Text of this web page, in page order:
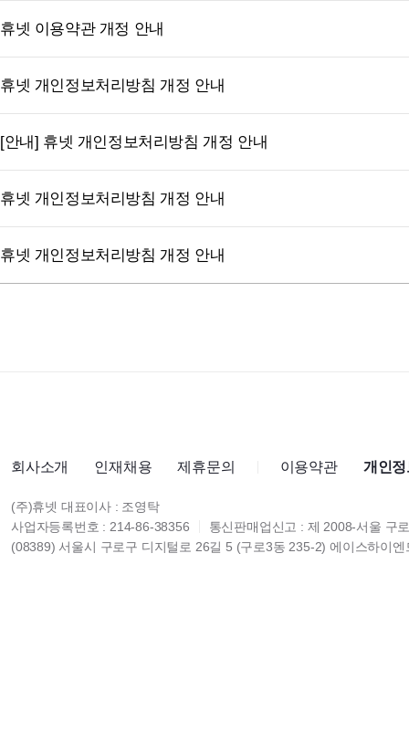
휴넷 이용약관 개정 안내
휴넷 개인정보처리방침 개정 안내
[안내] 휴넷 개인정보처리방침 개정 안내
휴넷 개인정보처리방침 개정 안내
휴넷 개인정보처리방침 개정 안내
회사소개 인재채용 제휴문의 이용약관 개인
(주)휴넷 대표이사 : 조영탁
사업자등록번호 : 214-86-38356
통신판매업신고 : 제 2008-서울 구
(08389) 서울시 구로구 디지털로 26길 5 (구로3동 235-2) 에이스하이